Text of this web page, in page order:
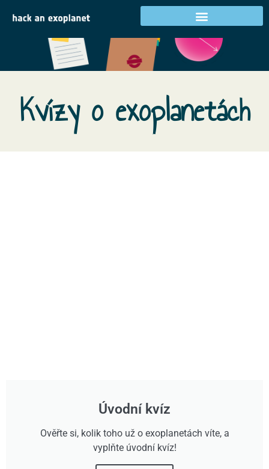
Kvízy o exoplanetách
Úvodní kvíz
Ověřte si, kolik toho už o exoplanetách víte, a
vyplňte úvodní kvíz!